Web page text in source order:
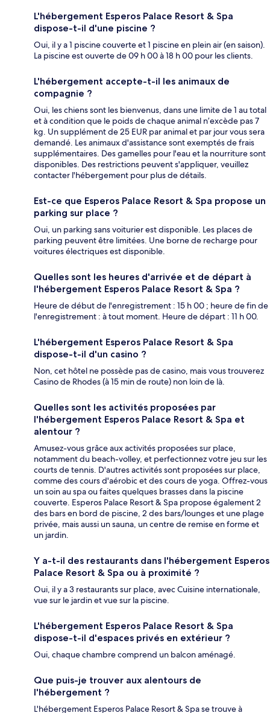
L'hébergement Esperos Palace Resort & Spa
dispose-t-il d'une piscine ?
Oui, il y a 1 piscine couverte et 1 piscine en plein air (en saison).
La piscine est ouverte de 09 h 00 à 18 h 00 pour les clients.
L'hébergement accepte-t-il les animaux de
compagnie ?
Oui, les chiens sont les bienvenus, dans une limite de 1 au total
et à condition que le poids de chaque animal n’excède pas 7
kg. Un supplément de 25 EUR par animal et par jour vous sera
demandé. Les animaux d'assistance sont exemptés de frais
supplémentaires. Des gamelles pour l'eau et la nourriture sont
disponibles. Des restrictions peuvent s'appliquer, veuillez
contacter l'hébergement pour plus de détails.
Est-ce que Esperos Palace Resort & Spa propose un
parking sur place ?
Oui, un parking sans voiturier est disponible. Les places de
parking peuvent être limitées. Une borne de recharge pour
voitures électriques est disponible.
Quelles sont les heures d'arrivée et de départ à
l'hébergement Esperos Palace Resort & Spa ?
Heure de début de l'enregistrement : 15 h 00 ; heure de fin de
l'enregistrement : à tout moment. Heure de départ : 11 h 00.
L'hébergement Esperos Palace Resort & Spa
dispose-t-il d'un casino ?
Non, cet hôtel ne possède pas de casino, mais vous trouverez
Casino de Rhodes (à 15 min de route) non loin de là.
Quelles sont les activités proposées par
l'hébergement Esperos Palace Resort & Spa et
alentour ?
Amusez-vous grâce aux activités proposées sur place,
notamment du beach-volley, et perfectionnez votre jeu sur les
courts de tennis. D'autres activités sont proposées sur place,
comme des cours d'aérobic et des cours de yoga. Offrez-vous
un soin au spa ou faites quelques brasses dans la piscine
couverte. Esperos Palace Resort & Spa propose également 2
des bars en bord de piscine, 2 des bars/lounges et une plage
privée, mais aussi un sauna, un centre de remise en forme et
un jardin.
Y a-t-il des restaurants dans l'hébergement Esperos
Palace Resort & Spa ou à proximité ?
Oui, il y a 3 restaurants sur place, avec Cuisine internationale,
vue sur le jardin et vue sur la piscine.
L'hébergement Esperos Palace Resort & Spa
dispose-t-il d'espaces privés en extérieur ?
Oui, chaque chambre comprend un balcon aménagé.
Que puis-je trouver aux alentours de
l'hébergement ?
L'hébergement Esperos Palace Resort & Spa se trouve à